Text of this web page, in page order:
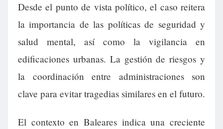
Desde el punto de vista político, el caso reitera
la importancia de las políticas de seguridad y
salud mental, así como la vigilancia en
edificaciones urbanas. La gestión de riesgos y
la coordinación entre administraciones son
clave para evitar tragedias similares en el futuro.
El contexto en Baleares indica una creciente